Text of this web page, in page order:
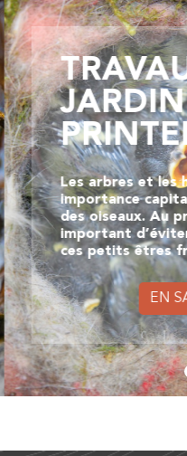
Les arbres et les
importance
des oiseaux. Au
important
ces petits êtres
EN